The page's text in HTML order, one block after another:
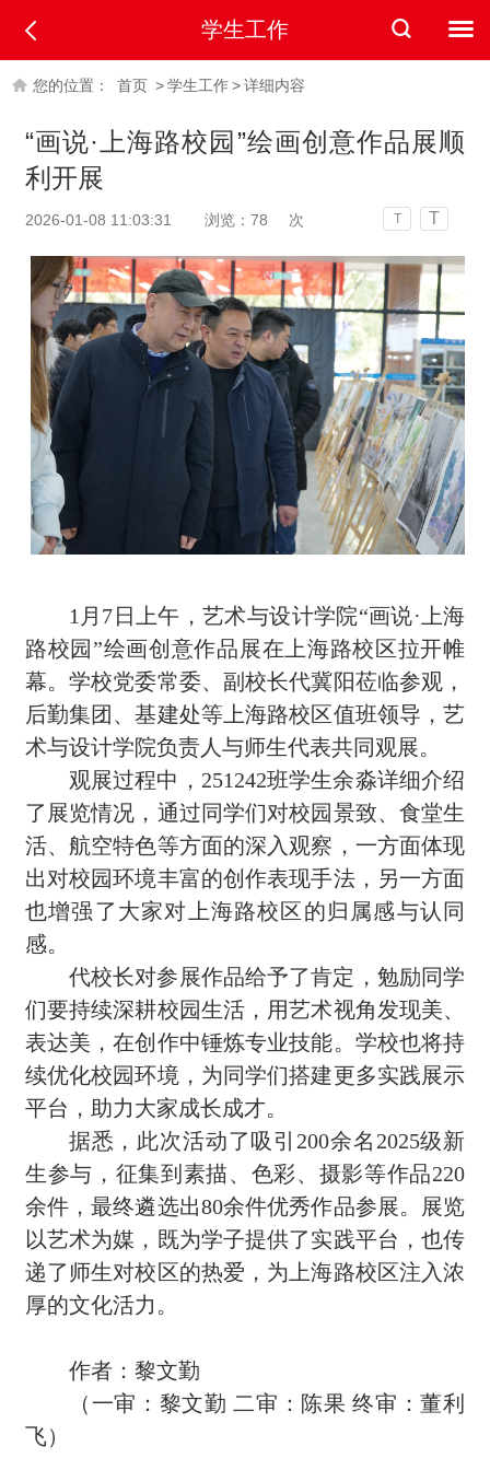
学生工作
您的位置： 首页 >学生工作>详细内容
“画说·上海路校园”绘画创意作品展顺
利开展
2026-01-08 11:03:31 浏览： 78 次 T T
1月7日上午，艺术与设计学院“画说·上海
路校园”绘画创意作品展在上海路校区拉开帷
幕。学校党委常委、副校长代冀阳莅临参观，
后勤集团、基建处等上海路校区值班领导，艺
术与设计学院负责人与师生代表共同观展。
观展过程中，251242班学生余淼详细介绍
了展览情况，通过同学们对校园景致、食堂生
活、航空特色等方面的深入观察，一方面体现
出对校园环境丰富的创作表现手法，另一方面
也增强了大家对上海路校区的归属感与认同
感。
代校长对参展作品给予了肯定，勉励同学
们要持续深耕校园生活，用艺术视角发现美、
表达美，在创作中锤炼专业技能。学校也将持
续优化校园环境，为同学们搭建更多实践展示
平台，助力大家成长成才。
据悉，此次活动了吸引200余名2025级新
生参与，征集到素描、色彩、摄影等作品220
余件，最终遴选出80余件优秀作品参展。展览
以艺术为媒，既为学子提供了实践平台，也传
递了师生对校区的热爱，为上海路校区注入浓
厚的文化活力。
作者：黎文勤
（一审：黎文勤 二审：陈果 终审：董利
飞）